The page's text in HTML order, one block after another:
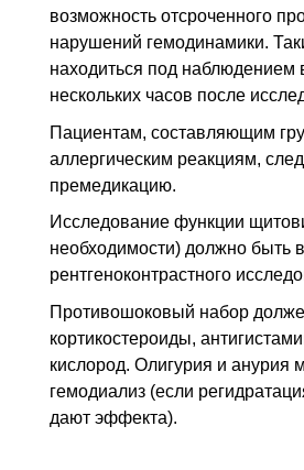
возможность отсроченного
нарушений гемодинамики.
находиться под наблюдением
нескольких часов после
Пациентам, составляющим
аллергическим реакциям,
премедикацию.
Исследование функции
необходимости) должно быть
рентгеноконтрастного
Противошоковый набор
кортикостероиды,
кислород. Олигурия и анурия
гемодиализ (если
дают эффекта).